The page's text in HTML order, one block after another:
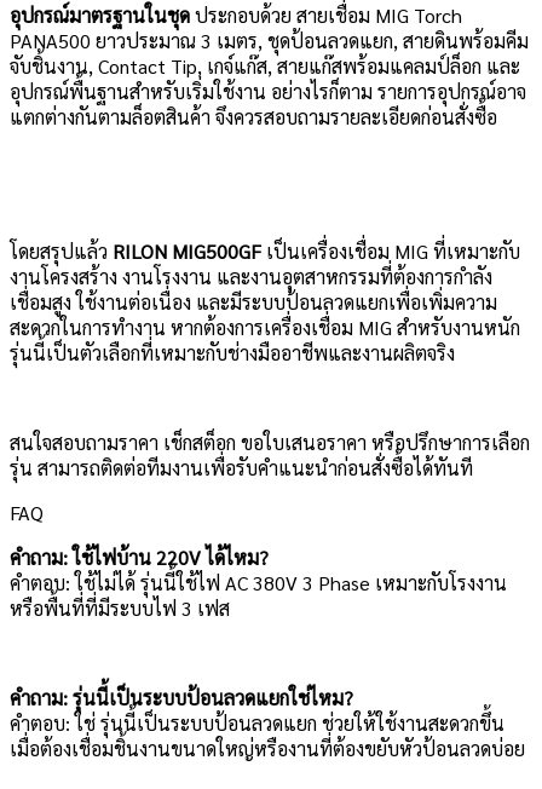
อุปกรณ์มาตรฐานในชุดประกอบด้วย สายเชื่อม MIG Torch
PANA500 ยาวประมาณ 3 เมตร, ชุดป้อนลวดแยก, สายดินพร้อมคีม
จับชิ้นงาน, Contact Tip, เกจ์แก๊ส, สายแก๊สพร้อมแคลมป์ล็อก และ
อุปกรณ์พื้นฐานสำหรับเริ่มใช้งาน อย่างไรก็ตาม รายการอุปกรณ์อาจ
แตกต่างกันตามล็อตสินค้า จึงควรสอบถามรายละเอียดก่อนสั่งซื้อ
โดยสรุปแล้ว RILON MIG500GF เป็นเครื่องเชื่อม MIG ที่เหมาะกับ
งานโครงสร้าง งานโรงงาน และงานอุตสาหกรรมที่ต้องการกำลัง
เชื่อมสูง ใช้งานต่อเนื่อง และมีระบบป้อนลวดแยกเพื่อเพิ่มความ
สะดวกในการทำงาน หากต้องการเครื่องเชื่อม MIG สำหรับงานหนัก
รุ่นนี้เป็นตัวเลือกที่เหมาะกับช่างมืออาชีพและงานผลิตจริง
สนใจสอบถามราคา เช็กสต็อก ขอใบเสนอราคา หรือปรึกษาการเลือก
รุ่น สามารถติดต่อทีมงานเพื่อรับคำแนะนำก่อนสั่งซื้อได้ทันที
FAQ
คำถาม: ใช้ไฟบ้าน 220V ได้ไหม?
คำตอบ: ใช้ไม่ได้ รุ่นนี้ใช้ไฟ AC 380V 3 Phase เหมาะกับโรงงาน
หรือพื้นที่ที่มีระบบไฟ 3 เฟส
คำถาม: รุ่นนี้เป็นระบบป้อนลวดแยกใช่ไหม?
คำตอบ: ใช่ รุ่นนี้เป็นระบบป้อนลวดแยก ช่วยให้ใช้งานสะดวกขึ้น
เมื่อต้องเชื่อมชิ้นงานขนาดใหญ่หรืองานที่ต้องขยับหัวป้อนลวดบ่อย